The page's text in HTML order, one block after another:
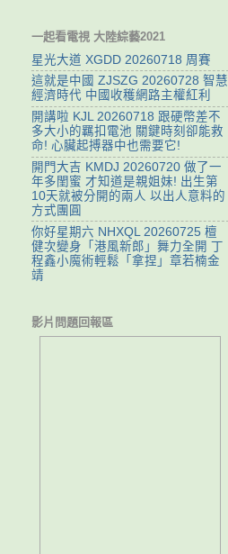
一起看電視 大陸綜藝2021
星光大道 XGDD 20260718 周賽
這就是中國 ZJSZG 20260728 智慧
經濟時代 中國收穫網路主權紅利
開講啦 KJL 20260718 跟硬幣差不
多大小的羈扣電池 關鍵時刻卻能救
命! 心臟起搏器中也需要它!
開門大吉 KMDJ 20260720 做了一
年多閨蜜 才知道是親姐妹! 出生第
10天就被分開的兩人 以出人意料的
方式團圓
你好星期六 NHXQL 20260725 檀
健次變身「港風新郎」舞力全開 丁
程鑫小魔術輕鬆「拿捏」章若楠金
靖
影片問題回報區